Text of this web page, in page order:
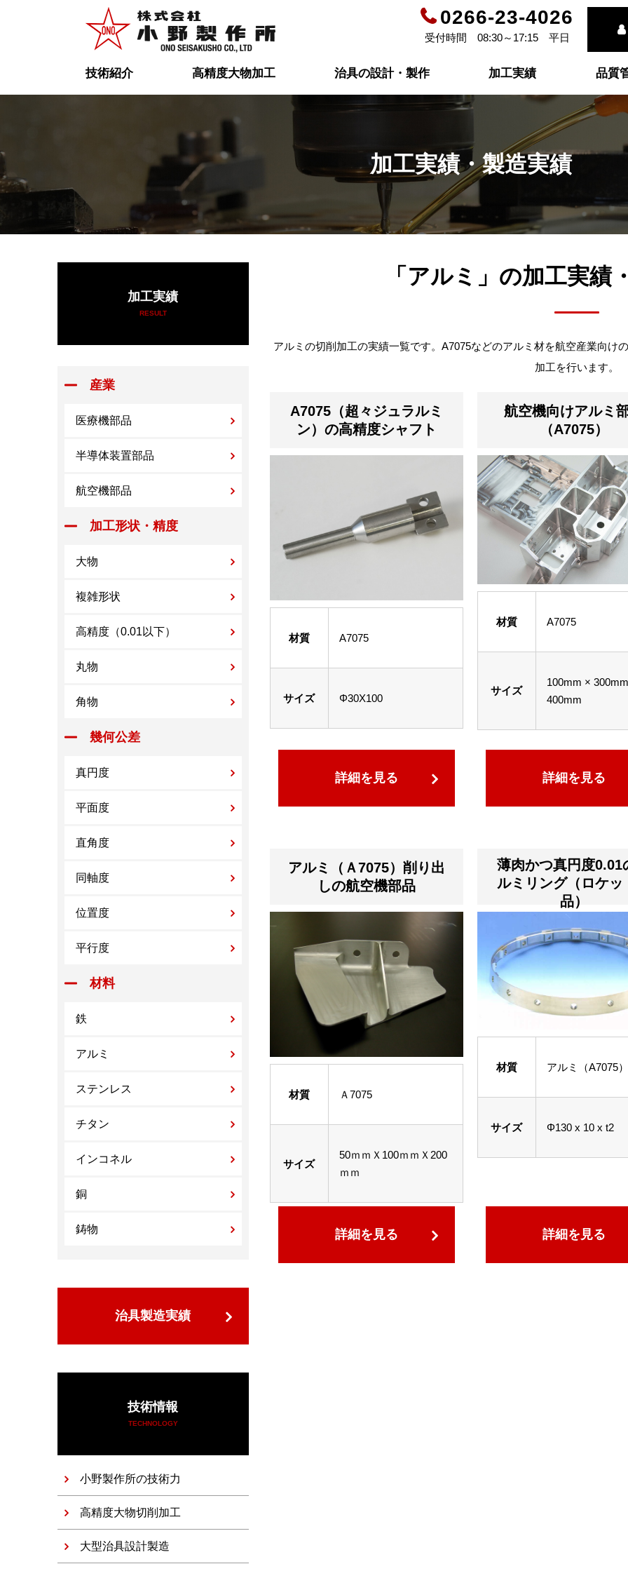
0266-23-4026
受付時間 08:30～17:15 平日
技術紹介 高精度大物加工 治具の設計・製作 加工実績 品質
加工実績・製造実績
「アルミ」の加工実績
アルミの切削加工の実績一覧です。A7075などのアルミ材を航空産業向け
加工を行います。
A7075（超々ジュラルミ
ン）の高精度シャフト
材質 A7075
サイズ Φ30X100
詳細を見る
航空機向けアルミ
（A7075）
材質 A7075
サイズ
100mm ×
400mm
詳細を見る
アルミ（Ａ7075）削り出
しの航空機部品
材質 Ａ7075
サイズ
50ｍｍＸ100ｍｍＸ200
ｍｍ
詳細を見る
薄肉かつ真円度0.01
ルミリング（ロケッ
品）
材質 アルミ（A7075）
サイズ Φ130 x 10 x t2
詳細を見る
加工実績
RESULT
産業
医療機部品
半導体装置部品
航空機部品
加工形状・精度
大物
複雑形状
高精度（0.01以下）
丸物
角物
幾何公差
真円度
平面度
直角度
同軸度
位置度
平行度
材料
鉄
アルミ
ステンレス
チタン
インコネル
銅
鋳物
治具製造実績
技術情報
TECHNOLOGY
小野製作所の技術力
高精度大物切削加工
大型治具設計製造